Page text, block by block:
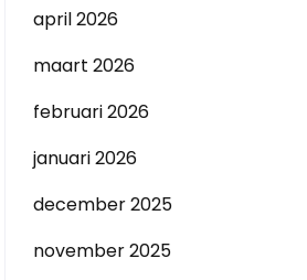
april 2026
maart 2026
februari 2026
januari 2026
december 2025
november 2025